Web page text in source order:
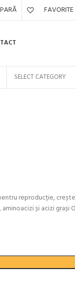
FAVORITE
SELECT CATEGORY
reproducție,
și acizi